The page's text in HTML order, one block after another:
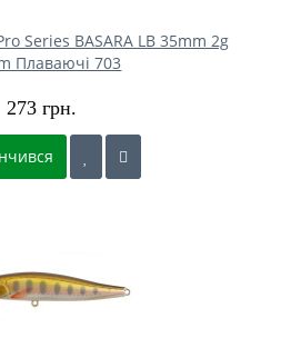
Series BASARA LB 35mm 2g
Плаваючі 703
273 грн.